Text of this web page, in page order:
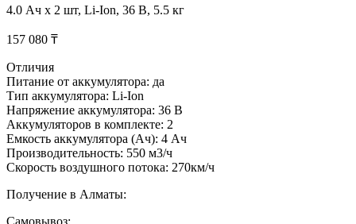
4.0 Ач x 2 шт, Li-Ion, 36 В, 5.5 кг
157 080 ₸
Отличия
Питание от аккумулятора: да
Тип аккумулятора: Li-Ion
Напряжение аккумулятора: 36 В
Аккумуляторов в комплекте: 2
Емкость аккумулятора (Ач): 4 Ач
Производительность: 550 м3/ч
Скорость воздушного потока: 270км/ч
Получение в Алматы:
Самовывоз: